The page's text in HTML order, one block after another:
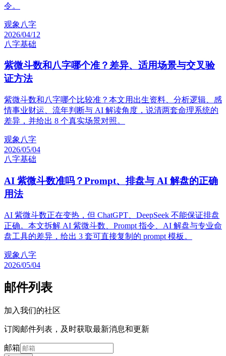
令。
观象八字
2026/04/12
八字基础
紫微斗数和八字哪个准？差异、适用场景与交叉验
证方法
紫微斗数和八字哪个比较准？本文用出生资料、分析逻辑、感
情事业财运、流年判断与 AI 解读角度，说清两套命理系统的
差异，并给出 8 个真实场景对照。
观象八字
2026/05/04
八字基础
AI 紫微斗数准吗？Prompt、排盘与 AI 解盘的正确
用法
AI 紫微斗数正在变热，但 ChatGPT、DeepSeek 不能保证排盘
正确。本文拆解 AI 紫微斗数、Prompt 指令、AI 解盘与专业命
盘工具的差异，给出 3 套可直接复制的 prompt 模板。
观象八字
2026/05/04
邮件列表
加入我们的社区
订阅邮件列表，及时获取最新消息和更新
邮箱